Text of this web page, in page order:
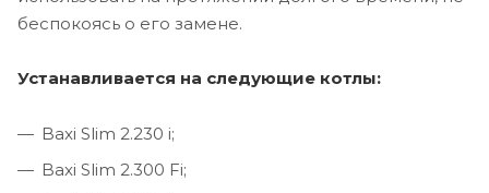
беспокоясь о его замене.
Устанавливается на следующие котлы:
Baxi Slim 2.230 i;
Baxi Slim 2.300 Fi;